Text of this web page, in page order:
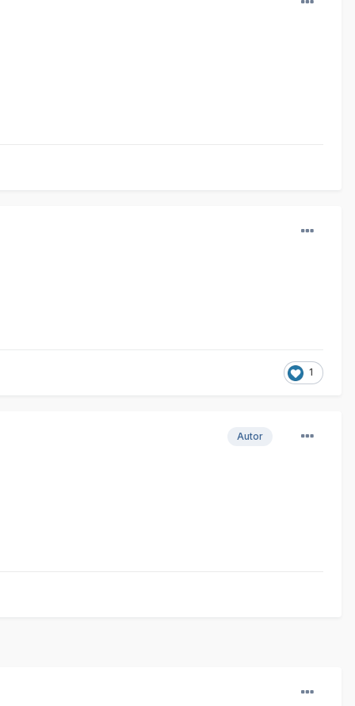
1
Autor